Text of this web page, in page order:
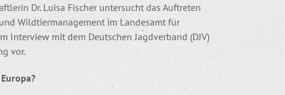
Dr. Luisa Fischer untersucht das Auftreten
Wildtiermanagement im Landesamt für
Interview mit dem Deutschen Jagdverband (DJV)
vor.